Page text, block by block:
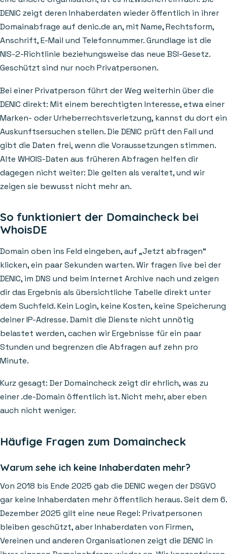
DENIC zeigt deren Inhaberdaten wieder öffentlich in ihrer
Domainabfrage auf denic.de an, mit Name, Rechtsform,
Anschrift, E-Mail und Telefonnummer. Grundlage ist die
NIS-2-Richtlinie beziehungsweise das neue BSI-Gesetz.
Geschützt sind nur noch Privatpersonen.
Bei einer Privatperson führt der Weg weiterhin über die
DENIC direkt: Mit einem berechtigten Interesse, etwa einer
Marken- oder Urheberrechtsverletzung, kannst du dort ein
Auskunftsersuchen stellen. Die DENIC prüft den Fall und
gibt die Daten frei, wenn die Voraussetzungen stimmen.
Alte WHOIS-Daten aus früheren Abfragen helfen dir
dagegen nicht weiter: Die gelten als veraltet, und wir
zeigen sie bewusst nicht mehr an.
So funktioniert der Domaincheck bei
WhoisDE
Domain oben ins Feld eingeben, auf „Jetzt abfragen“
klicken, ein paar Sekunden warten. Wir fragen live bei der
DENIC, im DNS und beim Internet Archive nach und zeigen
dir das Ergebnis als übersichtliche Tabelle direkt unter
dem Suchfeld. Kein Login, keine Kosten, keine Speicherung
deiner IP-Adresse. Damit die Dienste nicht unnötig
belastet werden, cachen wir Ergebnisse für ein paar
Stunden und begrenzen die Abfragen auf zehn pro
Minute.
Kurz gesagt: Der Domaincheck zeigt dir ehrlich, was zu
einer .de-Domain öffentlich ist. Nicht mehr, aber eben
auch nicht weniger.
Häufige Fragen zum Domaincheck
Warum sehe ich keine Inhaberdaten mehr?
Von 2018 bis Ende 2025 gab die DENIC wegen der DSGVO
gar keine Inhaberdaten mehr öffentlich heraus. Seit dem 6.
Dezember 2025 gilt eine neue Regel: Privatpersonen
bleiben geschützt, aber Inhaberdaten von Firmen,
Vereinen und anderen Organisationen zeigt die DENIC in